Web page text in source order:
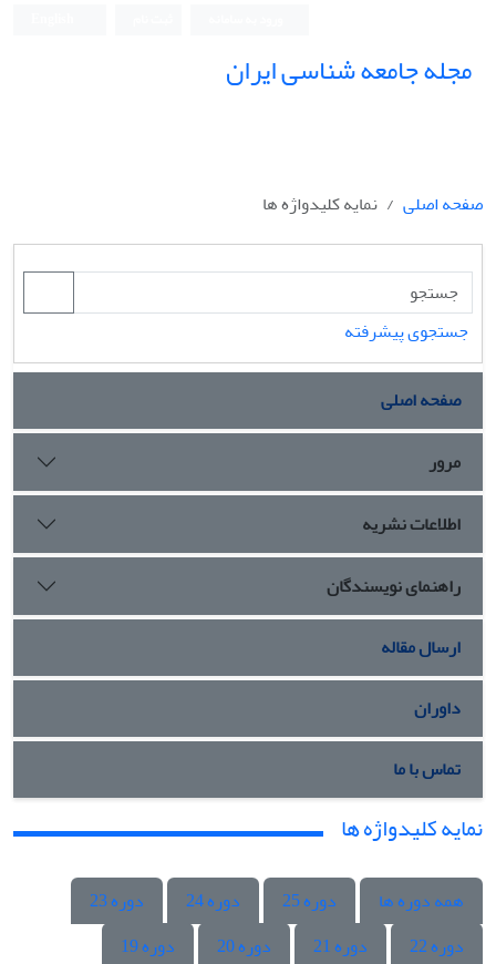
مجله جامعه شناسی ایران
صفحه اصلی نمایه کلیدواژه ها
جستجوی پیشرفته
صفحه اصلی
مرور
اطلاعات نشریه
راهنمای نویسندگان
ارسال مقاله
داوران
تماس با ما
نمایه کلیدواژه ها
همه دوره ها دوره 25 دوره 24
دوره 23
دوره 22
دوره 21 دوره 20
دوره 19